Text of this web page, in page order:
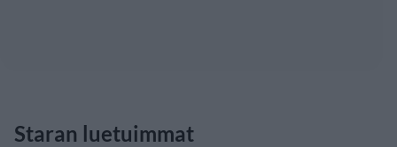
Staran luetuimmat